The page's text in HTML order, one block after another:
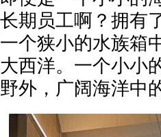
长期员工啊？拥有
一个狭小的水族箱
大西洋。一个小小
野外，广阔海洋中